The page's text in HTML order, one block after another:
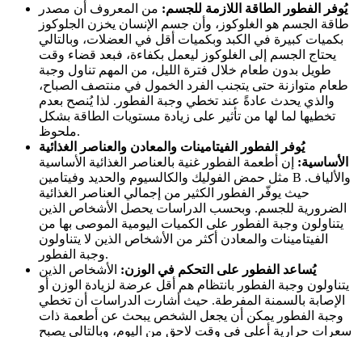
يُوفر الفطور الطاقة اللازمة للجسم: من المعروف أن مصدر
طاقة الجسم هو الغلوكوز، وأن جسم الإنسان يخزن الجلوكوز
بكميات كبيرة في الكبد وبكميات أقل في العضلات، وبالتالي
يحتاج الجسم إلى الغلوكوز ليعمل بكفاءة، فبعد قضاء وقت
طويل بدون طعام خلال فترة الليل، من المهم تناول وجبة
طعام متوازنة حتى يتجنب الفرد الخمول في منتصف الصباح،
والذي يحدث عادةً عند تخطي وجبة الفطور. لذا يُنصح بعدم
تخطيها لما لها من تأثير على زيادة مستويات الطاقة بشكل
ملحوظ.
يُوفر الفطور الفيتامينات والمعادن والعناصر الغذائية
الأساسية: إن أطعمة الفطور غنية بالعناصر الغذائية الأساسية
مثل حمض الفوليك والكالسيوم والحديد وفيتامين B والألياف.
حيث يوفّر الفطور الكثير من إجمالي العناصر الغذائية
الضرورية للجسم. وبحسب الدراسات يحصل الأشخاص الذين
يتناولون وجبة الفطور على الكميات اليومية الموصى بها من
الفيتامينات والمعادن أكثر من الأشخاص الذين لا يتناولون
وجبة الفطور.
يُساعد الفطور على التحكم في الوزن: الأشخاص الذين
يتناولون وجبة الفطور بانتظام هم أقل عرضة لزيادة الوزن أو
الإصابة بالسمنة المفرطة. حيث أشارت الدراسات أن تخطي
وجبة الفطور يمكن أن يجعل الشخص يبحث عن أطعمة ذات
سعرات حرارية أعلى في وقت لاحق من اليوم، وبالتالي يصبح